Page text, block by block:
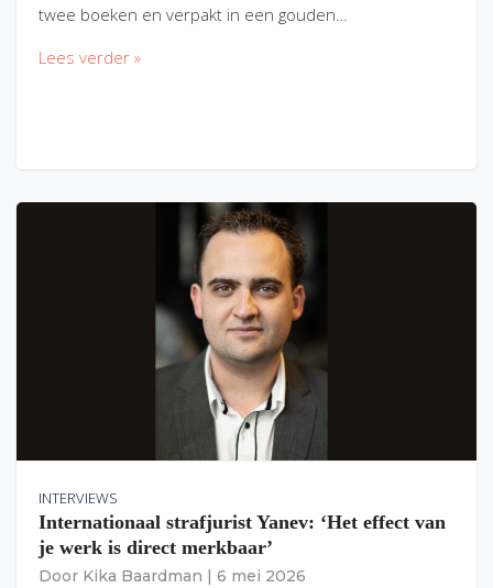
twee boeken en verpakt in een gouden…
Lees verder »
INTERVIEWS
Internationaal strafjurist Yanev: ‘Het effect van
je werk is direct merkbaar’
Door Kika Baardman 6 mei 2026